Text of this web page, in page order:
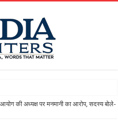
वायरल, DEO ने थमा
की अध्यक्ष पर मनमानी का आरोप, सदस्य बोले-